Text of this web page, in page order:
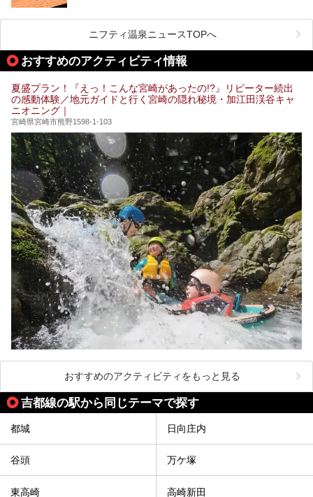
あるんです。
宮崎など都市の中心部から、離れた所にある温泉旅館などに
ぜひ参考にして、宮崎でのサウナライフを楽しみましょう！
ニフティ温泉ニュースTOPへ
おすすめのアクティビティ情報
夏盛プラン！『えっ！こんな宮崎があったの!?』リピーター続出
の感動体験／地元ガイドと行く宮崎の隠れ秘境・加江田渓谷キャ
ニオニング｜
宮崎県宮崎市熊野1598-1-103
おすすめのアクティビティをもっと見る
吉都線の駅から同じテーマで探す
都城 日向庄内
谷頭 万ケ塚
東高崎 高崎新田